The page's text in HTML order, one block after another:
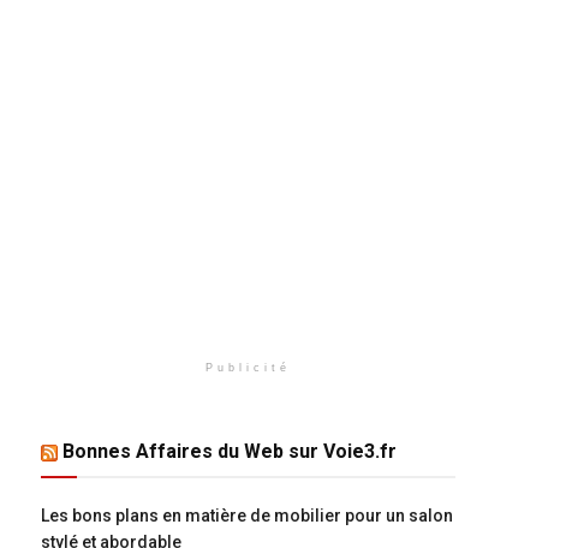
Publicité
Bonnes Affaires du Web sur Voie3.fr
Les bons plans en matière de mobilier pour un salon
stylé et abordable